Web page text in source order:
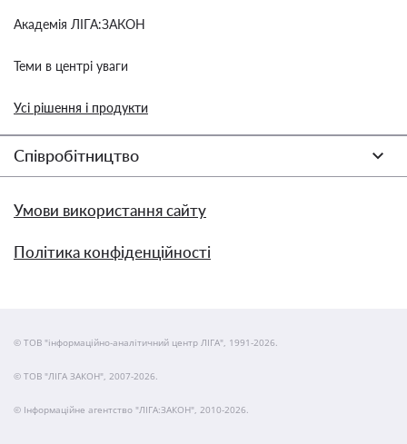
Академія ЛІГА:ЗАКОН
Теми в центрі уваги
Усі рішення і продукти
Співробітництво
Умови використання сайту
Політика конфіденційності
© ТОВ "інформаційно-аналітичний центр ЛІГА", 1991-2026.
© ТОВ "ЛІГА ЗАКОН", 2007-2026.
© Інформаційне агентство "ЛІГА:ЗАКОН", 2010-2026.